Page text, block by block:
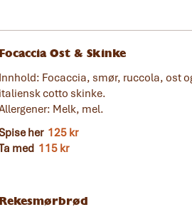
Focaccia Ost & Skinke
Innhold: Focaccia, smør, ruccola, ost
italiensk cotto skinke.
Melk, mel.
her 125 kr
med 115 kr
Rekesmørbrød